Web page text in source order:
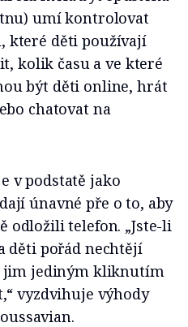
umí kontrolovat
které děti používají
kolik času a ve které
být děti online, hrát
chatovat na
v podstatě jako
únavné pře o to, aby
odložili telefon. „Jste-li
děti pořád nechtějí
jim jediným kliknutím
vyzdvihuje výhody